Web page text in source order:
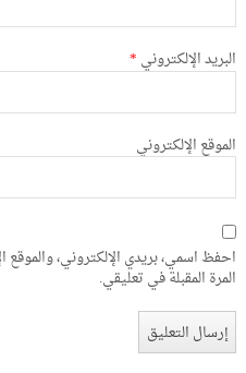
البريد الإلكتروني *
الموقع الإلكتروني
احفظ اسمي، بريدي الإلكتروني،
المرة المقبلة في تعليقي.